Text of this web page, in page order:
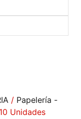
/ Papelería -
Unidades